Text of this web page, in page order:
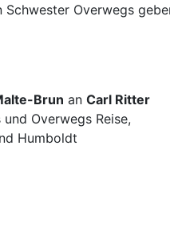
Overwegs geben
Brun an Carl Ritter
Overwegs Reise,
Humboldt